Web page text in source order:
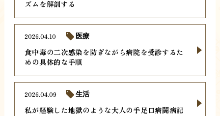
ズムを解剖する
食中毒の二次感染を防ぎながら病院を受診するた
めの具体的な手順
2026.04.10 医療
私が経験した地獄のような大人の手足口病闘病記
2026.04.09 生活